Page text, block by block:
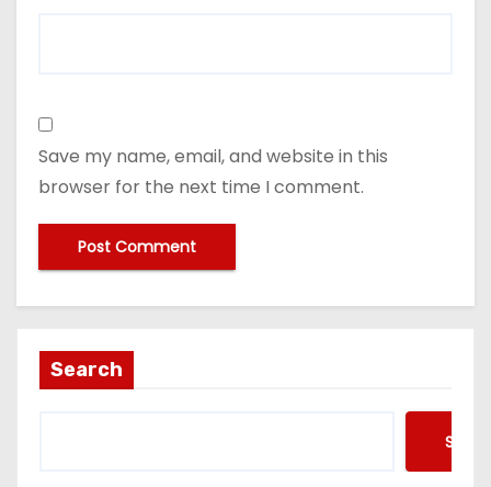
Save my name, email, and website in this
browser for the next time I comment.
Search